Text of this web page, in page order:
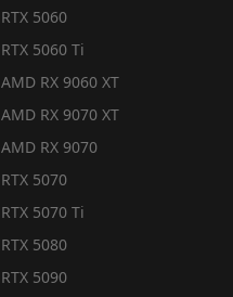
RTX 5060
RTX 5060 Ti
AMD RX 9060 XT
AMD RX 9070 XT
AMD RX 9070
RTX 5070
RTX 5070 Ti
RTX 5080
RTX 5090